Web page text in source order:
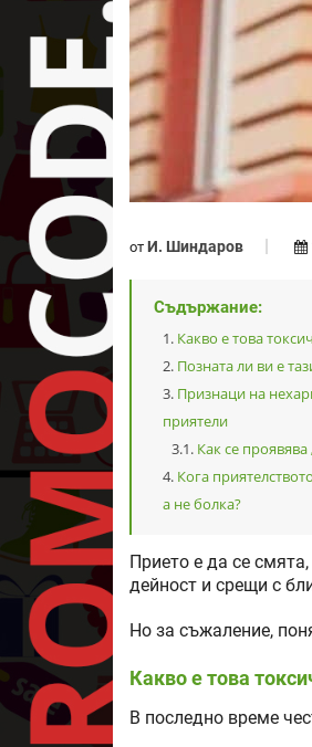
от И. Шиндаров
Съдържание:
Какво е това
Позната ли ви е
Признаци на
приятели
Как се проявява
Кога
а не болка?
Прието е да се
дейност и срещи с
Но за съжаление,
Какво е това
В последно време